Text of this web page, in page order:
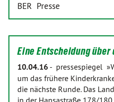
BER Presse
Eine Entscheidung
10.04.16 - pressespiegel
um das frühere
die nächste Runde. Das
in der Hansastraße 178/